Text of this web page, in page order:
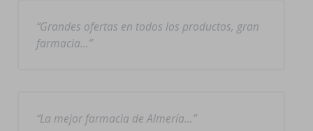
Grandes ofertas en todos los productos, gran
farmacia…
La mejor farmacia de Almería…